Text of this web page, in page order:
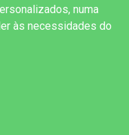
numa
às necessidades do